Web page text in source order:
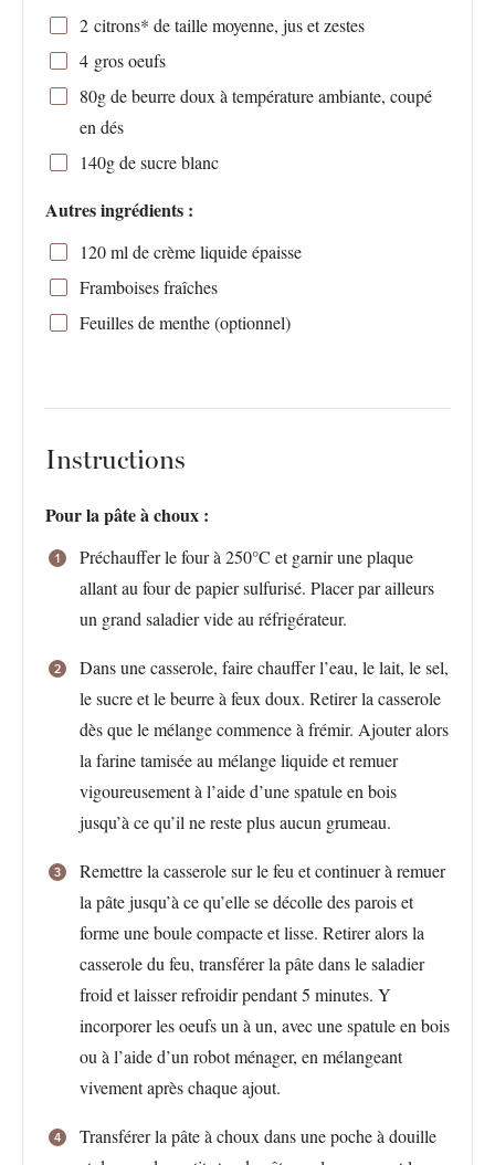
2citrons* de taille moyenne, jus et zestes
4gros oeufs
80g de beurre doux à température ambiante, coupé
en dés
140g de sucre blanc
Autres ingrédients :
120ml de crème liquide épaisse
Framboises fraîches
Feuilles de menthe (optionnel)
Instructions
Pour la pâte à choux :
Préchauffer le four à 250°C et garnir une plaque
allant au four de papier sulfurisé. Placer par ailleurs
un grand saladier vide au réfrigérateur.
Dans une casserole, faire chauffer l’eau, le lait, le sel,
le sucre et le beurre à feux doux. Retirer la casserole
dès que le mélange commence à frémir. Ajouter alors
la farine tamisée au mélange liquide et remuer
vigoureusement à l’aide d’une spatule en bois
jusqu’à ce qu’il ne reste plus aucun grumeau.
Remettre la casserole sur le feu et continuer à remuer
la pâte jusqu’à ce qu’elle se décolle des parois et
forme une boule compacte et lisse. Retirer alors la
casserole du feu, transférer la pâte dans le saladier
froid et laisser refroidir pendant 5 minutes. Y
incorporer les oeufs un à un, avec une spatule en bois
ou à l’aide d’un robot ménager, en mélangeant
vivement après chaque ajout.
Transférer la pâte à choux dans une poche à douille